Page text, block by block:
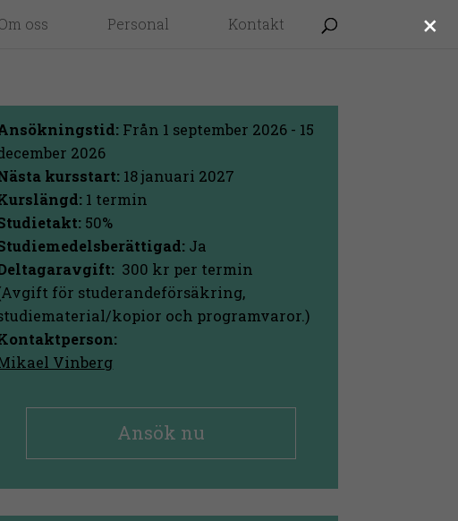
oss Personal Kontakt
Från 1 september 2026 - 15
2026
kursstart: 18 januari 2027
1 termin
50%
Ja
300 kr per termin
för studerandeförsäkring,
kopior och programvaror.)
Vinberg
Ansök nu
×